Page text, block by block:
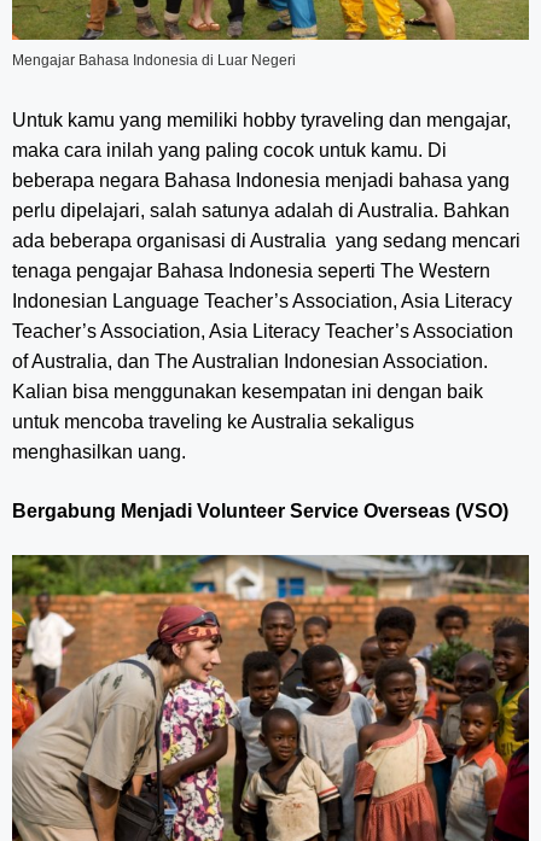
Mengajar Bahasa Indonesia di Luar Negeri
Untuk kamu yang memiliki hobby tyraveling dan mengajar,
maka cara inilah yang paling cocok untuk kamu. Di
beberapa negara Bahasa Indonesia menjadi bahasa yang
perlu dipelajari, salah satunya adalah di Australia. Bahkan
ada beberapa organisasi di Australia yang sedang mencari
tenaga pengajar Bahasa Indonesia seperti The Western
Indonesian Language Teacher’s Association, Asia Literacy
Teacher’s Association, Asia Literacy Teacher’s Association
of Australia, dan The Australian Indonesian Association.
Kalian bisa menggunakan kesempatan ini dengan baik
untuk mencoba traveling ke Australia sekaligus
menghasilkan uang.
Bergabung Menjadi Volunteer Service Overseas (VSO)